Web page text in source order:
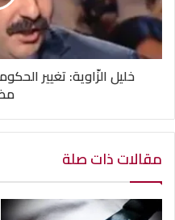
خليل الزّاوية: تغيير
مقالات ذات صلة